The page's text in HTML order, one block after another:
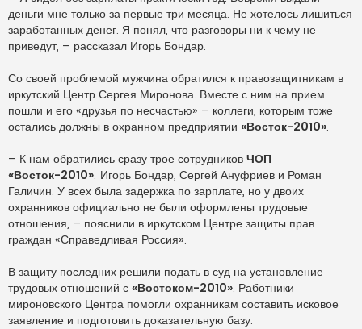
н
и
е
деньги мне только за первые три месяца. Не хотелось лишиться
заработанных денег. Я понял, что разговоры ни к чему не
приведут, – рассказал Игорь Бондар.
Со своей проблемой мужчина обратился к правозащитникам в
иркутский Центр Сергея Миронова. Вместе с ним на прием
пошли и его «друзья по несчастью» – коллеги, которым тоже
остались должны в охранном предприятии «Восток-2010».
– К нам обратились сразу трое сотрудников ЧОП
«Восток-2010»: Игорь Бондар, Сергей Ануфриев и Роман
Галичин. У всех была задержка по зарплате, но у двоих
охранников официально не были оформлены трудовые
отношения, – пояснили в иркутском Центре защиты прав
граждан «Справедливая Россия».
В защиту последних решили подать в суд на установление
трудовых отношений с «Востоком-2010». Работники
мироновского Центра помогли охранникам составить исковое
заявление и подготовить доказательную базу.